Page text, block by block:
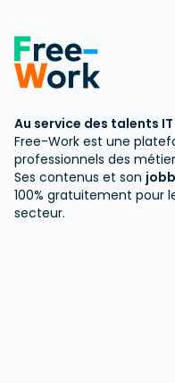
Au service des talents IT
Free-Work est une
professionnels des
Ses contenus et son
100% gratuitement pour
secteur.